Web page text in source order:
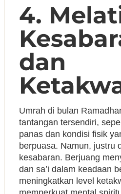
4.
dan
Umrah di bulan
tantangan tersendiri,
panas dan kondisi fisik
berpuasa. Namun, justru
kesabaran. Berjuang
dan sa’i dalam keadaan
meningkatkan level